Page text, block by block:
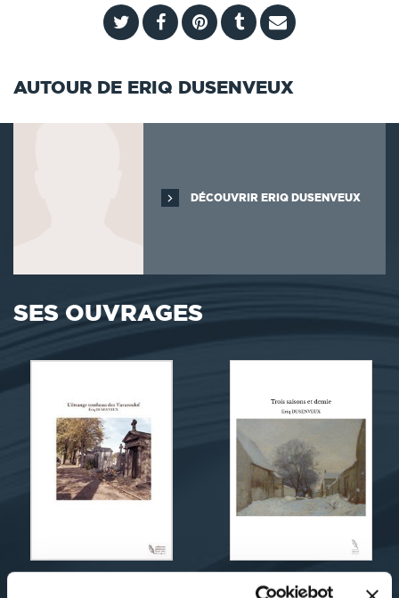
AUTOUR DE ERIQ DUSENVEUX
DÉCOUVRIR ERIQ DUSENVEUX
SES OUVRAGES